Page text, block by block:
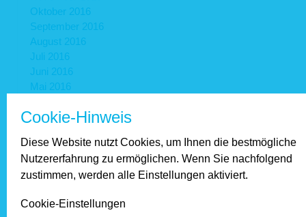
Oktober 2016
September 2016
August 2016
Juli 2016
Juni 2016
Mai 2016
März 2016
Januar 2016
Cookie-Hinweis
Diese Website nutzt Cookies, um Ihnen die bestmögliche
Nutzererfahrung zu ermöglichen. Wenn Sie nachfolgend
zustimmen, werden alle Einstellungen aktiviert.
Cookie-Einstellungen